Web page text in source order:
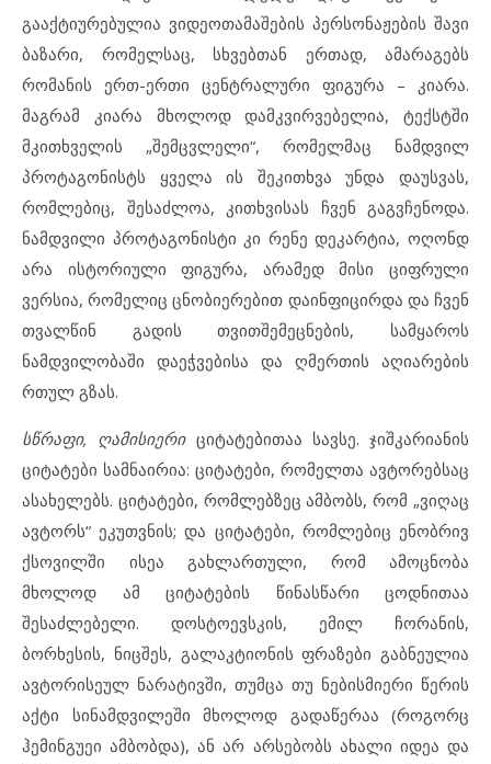
გააქტიურებულია ვიდეოთამაშების პერსონაჟების შავი
ბაზარი, რომელსაც, სხვებთან ერთად, ამარაგებს
რომანის ერთ-ერთი ცენტრალური ფიგურა – კიარა.
მაგრამ კიარა მხოლოდ დამკვირვებელია, ტექსტში
მკითხველის „შემცვლელი“, რომელმაც ნამდვილ
პროტაგონისტს ყველა ის შეკითხვა უნდა დაუსვას,
რომლებიც, შესაძლოა, კითხვისას ჩვენ გაგვჩენოდა.
ნამდვილი პროტაგონისტი კი რენე დეკარტია, ოღონდ
არა ისტორიული ფიგურა, არამედ მისი ციფრული
ვერსია, რომელიც ცნობიერებით დაინფიცირდა და ჩვენ
თვალწინ გადის თვითშემეცნების, სამყაროს
ნამდვილობაში დაეჭვებისა და ღმერთის აღიარების
რთულ გზას.
სწრაფი, ღამისიერიციტატებითაა სავსე. ჯიშკარიანის
ციტატები სამნაირია: ციტატები, რომელთა ავტორებსაც
ასახელებს. ციტატები, რომლებზეც ამბობს, რომ „ვიღაც
ავტორს“ ეკუთვნის; და ციტატები, რომლებიც ენობრივ
ქსოვილში ისეა გახლართული, რომ ამოცნობა
მხოლოდ ამ ციტატების წინასწარი ცოდნითაა
შესაძლებელი. დოსტოევსკის, ემილ ჩორანის,
ბორხესის, ნიცშეს, გალაკტიონის ფრაზები გაბნეულია
ავტორისეულ ნარატივში, თუმცა თუ ნებისმიერი წერის
აქტი სინამდვილეში მხოლოდ გადაწერაა (როგორც
ჰემინგუეი ამბობდა), ან არ არსებობს ახალი იდეა და